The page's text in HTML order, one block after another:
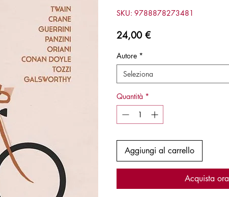
SKU: 9788878273481
24,00 €Prezzo
Autore *
Seleziona
Quantità *
Aggiungi al carrello
Acquista ora